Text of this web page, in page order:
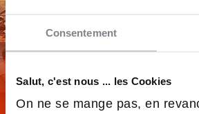
Consentement
Salut, c'est nous ... les Cookies
On ne se mange pas, en